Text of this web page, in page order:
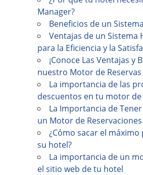
Manager?
Beneficios de un
Ventajas de un Sistema
para la Eficiencia y la
¡Conoce Las Ventajas y
nuestro Motor de Reservas
La importancia de las
descuentos en tu motor
La Importancia de
un Motor de
¿Cómo sacar el
su hotel?
La importancia de un
el sitio web de tu hotel